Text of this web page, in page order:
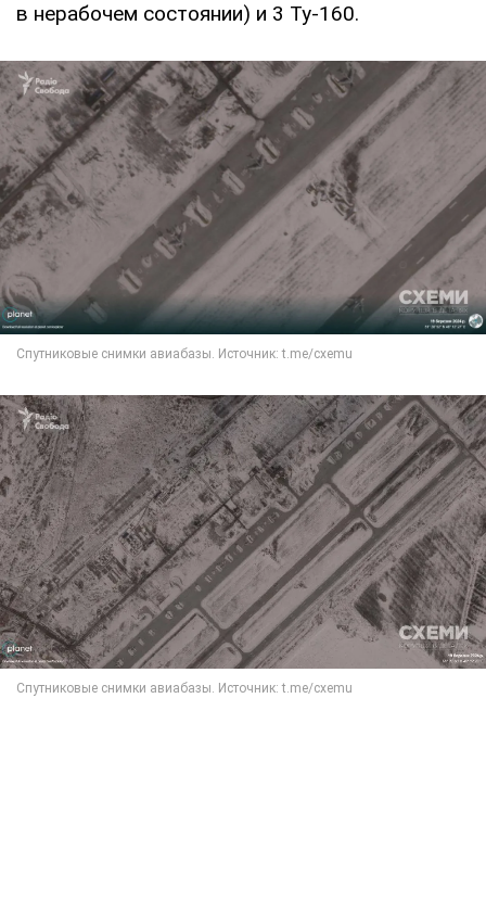
в нерабочем состоянии) и 3 Ту-160.